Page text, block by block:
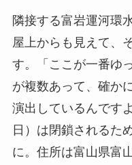
隣接する富岩運河環
屋上からも見えて、
す。「ここが一番ゆ
が複数あって、確か
演出しているんです
日）は閉鎖されるた
に。住所は富山県富